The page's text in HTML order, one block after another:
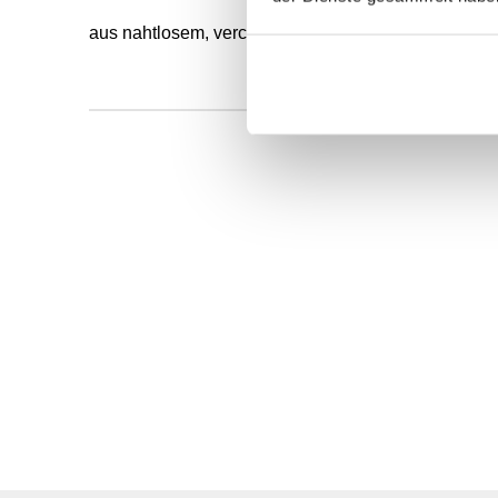
aus nahtlosem, verchromten Stahlrohr, Griff aus